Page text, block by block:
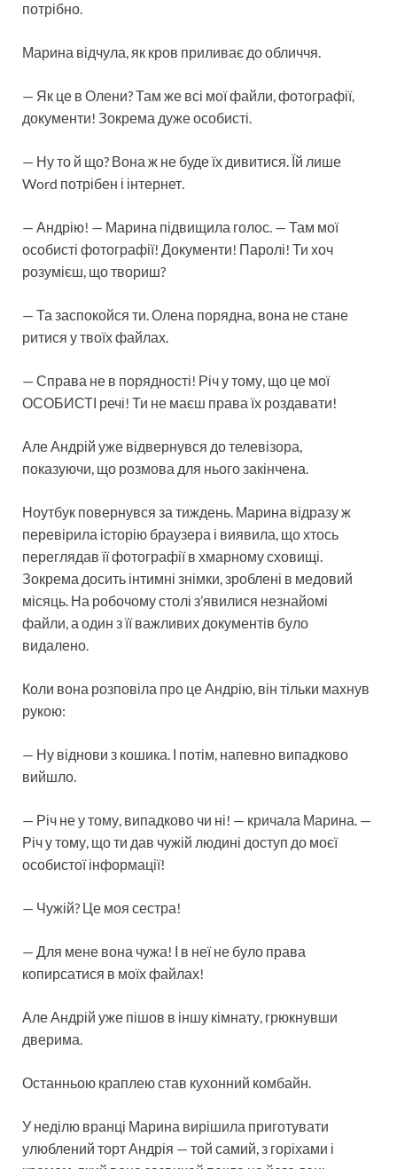
потрібно.
Марина відчула, як кров приливає до обличчя.
— Як це в Олени? Там же всі мої файли, фотографії,
документи! Зокрема дуже особисті.
— Ну то й що? Вона ж не буде їх дивитися. Їй лише
Word потрібен і інтернет.
— Андрію! — Марина підвищила голос. — Там мої
особисті фотографії! Документи! Паролі! Ти хоч
розумієш, що твориш?
— Та заспокойся ти. Олена порядна, вона не стане
ритися у твоїх файлах.
— Справа не в порядності! Річ у тому, що це мої
ОСОБИСТІ речі! Ти не маєш права їх роздавати!
Але Андрій уже відвернувся до телевізора,
показуючи, що розмова для нього закінчена.
Ноутбук повернувся за тиждень. Марина відразу ж
перевірила історію браузера і виявила, що хтось
переглядав її фотографії в хмарному сховищі.
Зокрема досить інтимні знімки, зроблені в медовий
місяць. На робочому столі з’явилися незнайомі
файли, а один з її важливих документів було
видалено.
Коли вона розповіла про це Андрію, він тільки махнув
рукою:
— Ну віднови з кошика. І потім, напевно випадково
вийшло.
— Річ не у тому, випадково чи ні! — кричала Марина. —
Річ у тому, що ти дав чужій людині доступ до моєї
особистої інформації!
— Чужій? Це моя сестра!
— Для мене вона чужа! І в неї не було права
копирсатися в моїх файлах!
Але Андрій уже пішов в іншу кімнату, грюкнувши
дверима.
Останньою краплею став кухонний комбайн.
У неділю вранці Марина вирішила приготувати
улюблений торт Андрія — той самий, з горіхами і